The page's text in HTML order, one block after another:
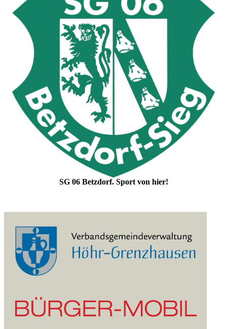
SG 06 Betzdorf. Sport von hier!